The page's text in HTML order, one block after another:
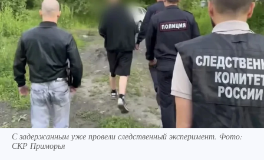
С задержанным уже провели следственный эксперимент. Фото:
СКР Приморья